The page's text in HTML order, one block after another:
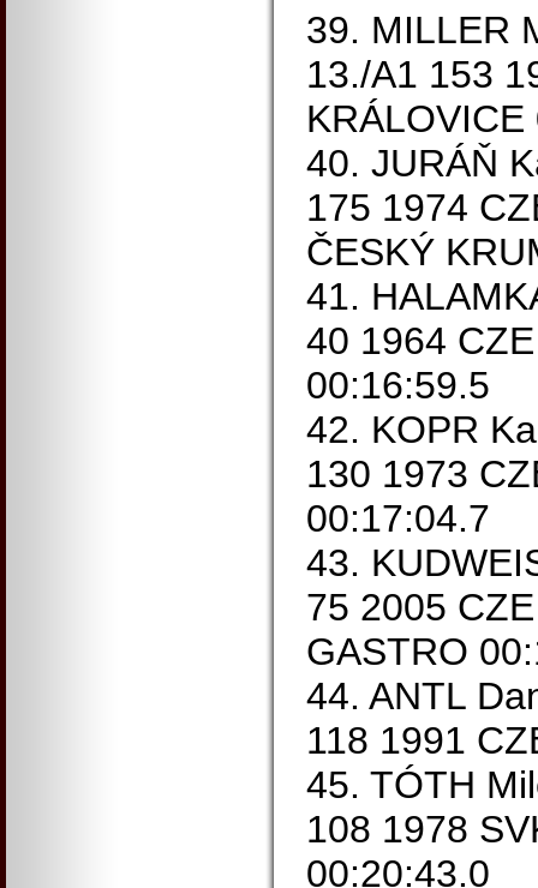
39. MILLER
13./A1 153
40. JURÁŇ
175 1974
ČESKÝ
41.
40 1964
00:16:59.5
42. KOPR
130 1973
00:17:04.7
43.
75 2005
GASTRO
44. ANTL
118 1991
45. TÓTH
108 1978
00:20:43.0